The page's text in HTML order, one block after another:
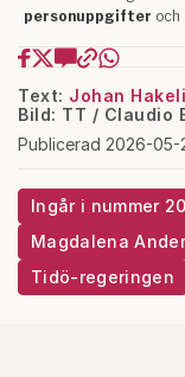
Text: Johan
Bild: TT / Claudio
Publicerad 2026-05-
Ingår i nummer
Magdalena
Tidö-regeringen